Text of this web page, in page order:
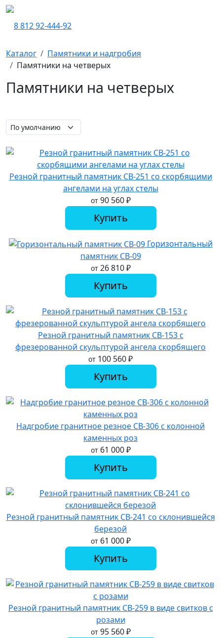
8 812 92-444-92
Каталог
Памятники и надгробия
Памятники на четверых
Памятники на четверых
Резной гранитный памятник СВ-251 со скорбящими
ангелами на углах стелы
от 90 560₽
Купить
Горизонтальный
памятник СВ-09
от 26 810₽
Купить
Резной гранитный памятник СВ-153 с
фрезерованной скульптурой ангела скорбящего
от 100 560₽
Купить
Надгробие гранитное резное СВ-306 с колонной
каменных роз
от 61 000₽
Купить
Резной гранитный памятник СВ-241 со склонившейся
березой
от 61 000₽
Купить
Резной гранитный памятник СВ-259 в виде свитков с
розами
от 95 560₽